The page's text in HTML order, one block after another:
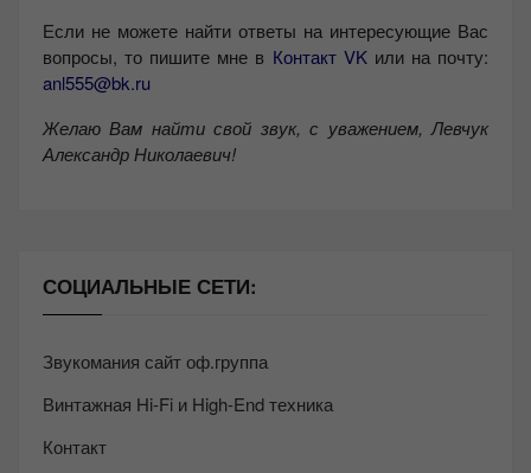
Если не можете найти ответы на интересующие Вас
вопросы, то пишите мне в Контакт VKили на почту:
anl555@bk.ru
Желаю Вам найти свой звук, с уважением, Левчук
Александр Николаевич!
СОЦИАЛЬНЫЕ СЕТИ:
Звукомания сайт оф.группа
Винтажная Hi-Fi и High-End техника
Контакт